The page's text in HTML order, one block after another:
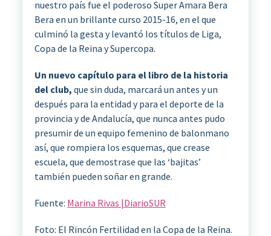
nuestro país fue el poderoso Super Amara Bera
Bera en un brillante curso 2015-16, en el que
culminó la gesta y levantó los títulos de Liga,
Copa de la Reina y Supercopa.
Un nuevo capítulo para el libro de la historia
del club, que sin duda, marcará un antes y un
después para la entidad y para el deporte de la
provincia y de Andalucía, que nunca antes pudo
presumir de un equipo femenino de balonmano
así, que rompiera los esquemas, que crease
escuela, que demostrase que las ‘bajitas’
también pueden soñar en grande.
Fuente: Marina Rivas |DiarioSUR
Foto: El Rincón Fertilidad en la Copa de la Reina.